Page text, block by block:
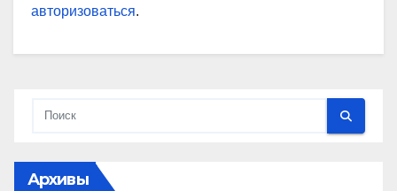
авторизоваться.
Архивы